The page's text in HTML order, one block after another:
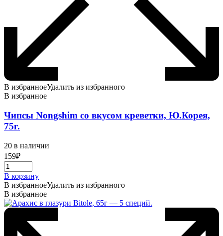
В избранноеУдалить из избранного
В избранное
Чипсы Nongshim со вкусом креветки, Ю.Корея,
75г.
20 в наличии
159₽
В корзину
В избранноеУдалить из избранного
В избранное